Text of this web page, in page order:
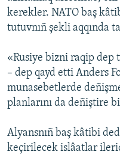
kerekler. NATO baş
tutuvnıñ şekli aqqında
«Rusiye bizni raqip dep
– dep qayd etti Anders
munasebetlerde
planlarını da deñiştire
Alyansnıñ baş kâtibi
keçirilecek islâatlar